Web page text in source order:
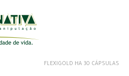
FLEXIGOLD HA 30 CÁPSULAS